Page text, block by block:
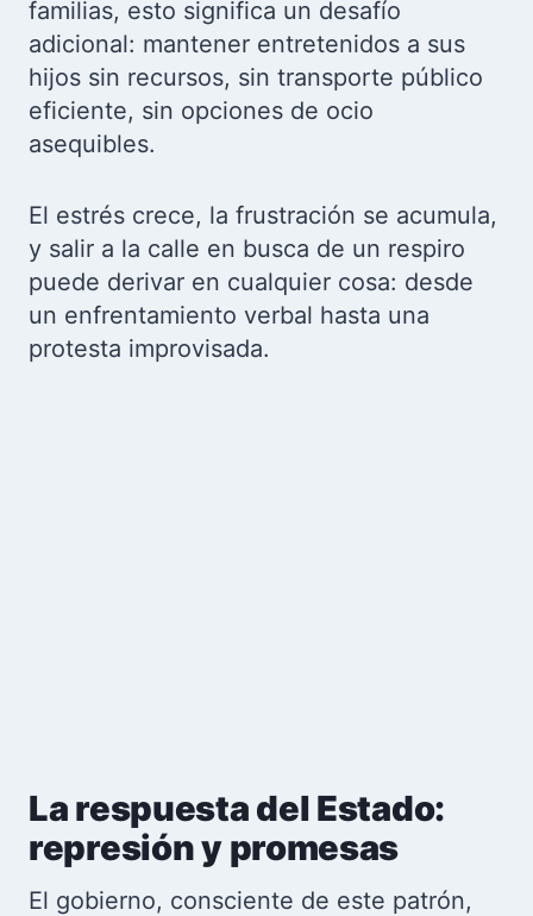
familias, esto significa un desafío
adicional: mantener entretenidos a sus
hijos sin recursos, sin transporte público
eficiente, sin opciones de ocio
asequibles.
El estrés crece, la frustración se acumula,
y salir a la calle en busca de un respiro
puede derivar en cualquier cosa: desde
un enfrentamiento verbal hasta una
protesta improvisada.
La respuesta del Estado:
represión y promesas
El gobierno, consciente de este patrón,